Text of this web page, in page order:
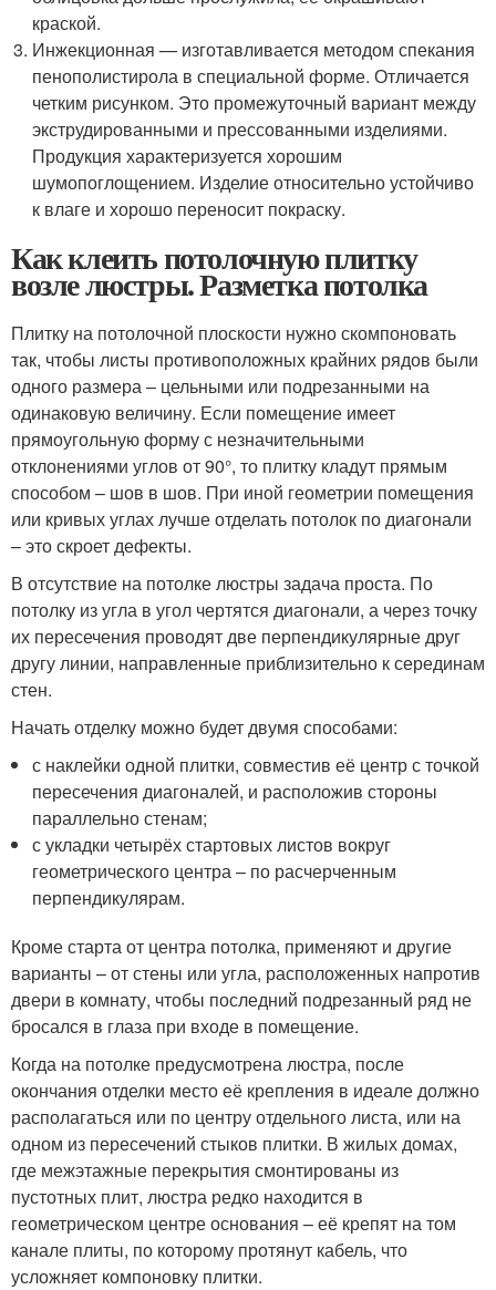
краской.
Инжекционная — изготавливается методом спекания
пенополистирола в специальной форме. Отличается
четким рисунком. Это промежуточный вариант между
экструдированными и прессованными изделиями.
Продукция характеризуется хорошим
шумопоглощением. Изделие относительно устойчиво
к влаге и хорошо переносит покраску.
Как клеить потолочную плитку
возле люстры. Разметка потолка
Плитку на потолочной плоскости нужно скомпоновать
так, чтобы листы противоположных крайних рядов были
одного размера – цельными или подрезанными на
одинаковую величину. Если помещение имеет
прямоугольную форму с незначительными
отклонениями углов от 90°, то плитку кладут прямым
способом – шов в шов. При иной геометрии помещения
или кривых углах лучше отделать потолок по диагонали
– это скроет дефекты.
В отсутствие на потолке люстры задача проста. По
потолку из угла в угол чертятся диагонали, а через точку
их пересечения проводят две перпендикулярные друг
другу линии, направленные приблизительно к серединам
стен.
Начать отделку можно будет двумя способами:
с наклейки одной плитки, совместив её центр с точкой
пересечения диагоналей, и расположив стороны
параллельно стенам;
с укладки четырёх стартовых листов вокруг
геометрического центра – по расчерченным
перпендикулярам.
Кроме старта от центра потолка, применяют и другие
варианты – от стены или угла, расположенных напротив
двери в комнату, чтобы последний подрезанный ряд не
бросался в глаза при входе в помещение.
Когда на потолке предусмотрена люстра, после
окончания отделки место её крепления в идеале должно
располагаться или по центру отдельного листа, или на
одном из пересечений стыков плитки. В жилых домах,
где межэтажные перекрытия смонтированы из
пустотных плит, люстра редко находится в
геометрическом центре основания – её крепят на том
канале плиты, по которому протянут кабель, что
усложняет компоновку плитки.